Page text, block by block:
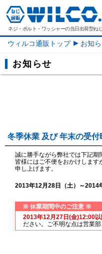
ネジ・ボルト・ワッシャーの当日出荷型ね
ウィルコ通販トップ お知
お知らせ
冬季休業 及び 年末の受付
誠に勝手ながら弊社では下記期
皆様にはご不便をおかけしま
申し上げます。
2013年12月28日（土）～2014
※ 休業期間中のご注意 ※
2013年12月27日(金)12:00
ださい。ご不明な点は営業